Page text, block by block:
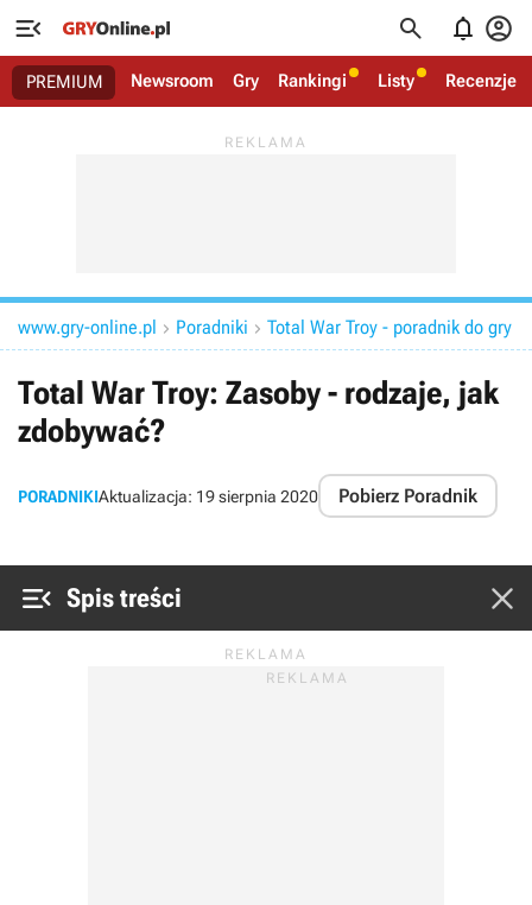
   
PREMIUM Newsroom Gry Rankingi Listy Recenzje
www.gry-online.pl  Poradniki  Total War Troy - poradnik do gry
Total War Troy: Zasoby - rodzaje, jak
zdobywać?
PORADNIKIAktualizacja: 19 sierpnia 2020 Pobierz Poradnik
 Spis treści 